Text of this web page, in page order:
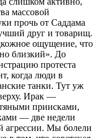
массовой
прочь от Саддама
друг и товарищ.
ощущение, что
близкий». До
протеста
когда люди в
танки. Тут уж
Ирак —
приисками,
— две недели
агрессии. Мы болели